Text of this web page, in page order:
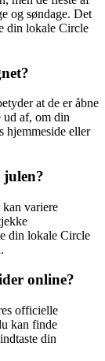
og søndage. Det
din lokale Circle
at de er åbne
ud af, om din
hjemmeside eller
variere
din lokale Circle
online?
officielle
kan finde
din